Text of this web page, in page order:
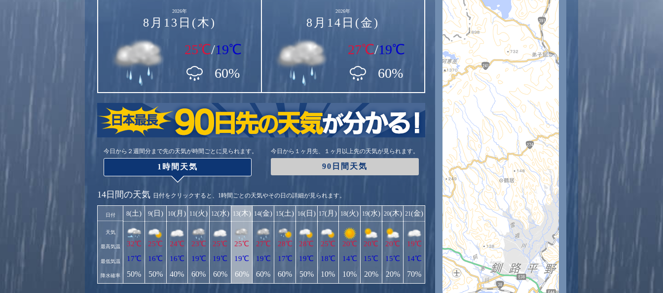
2026年
8月13日(木)
25℃/19℃
60%
2026年
8月14日(金)
27℃/19℃
60%
今日から２週間分まで先の天気が時間ごとに見られます。
1時間天気
今日から１ヶ月先、１ヶ月以上先の天気が見られます。
90日間天気
14日間の天気 日付をクリックすると、1時間ごとの天気やその日の詳細が見られます。
日付
天気
最高気温
最低気温
降水確率
8(土)
32℃
17℃
50%
9(日)
25℃
16℃
50%
10(月)
24℃
16℃
40%
11(火)
23℃
19℃
60%
12(水)
25℃
19℃
60%
13(木)
25℃
19℃
60%
14(金)
27℃
19℃
60%
15(土)
28℃
17℃
60%
16(日)
28℃
19℃
50%
17(月)
25℃
18℃
10%
18(火)
20℃
14℃
10%
19(水)
20℃
15℃
20%
20(木)
20℃
15℃
20%
21(金)
19℃
14℃
70%